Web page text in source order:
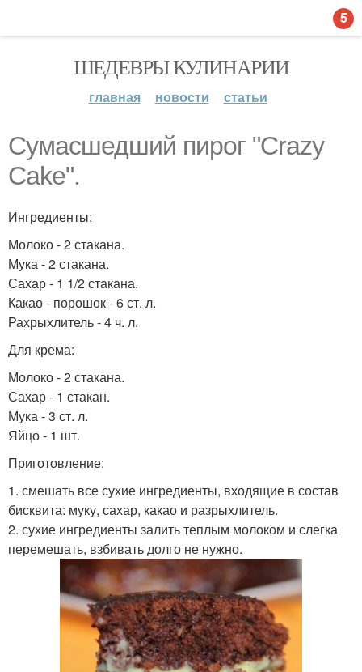
ШЕДЕВРЫ КУЛИНАРИИ
главная новости статьи
Сумасшедший пирог "Crazy
Cake".
Ингредиенты:
Молоко - 2 стакана.
Мука - 2 стакана.
Сахар - 1 1/2 стакана.
Какао - порошок - 6 ст. л.
Рахрыхлитель - 4 ч. л.
Для крема:
Молоко - 2 стакана.
Сахар - 1 стакан.
Мука - 3 ст. л.
Яйцо - 1 шт.
Приготовление:
1. смешать все сухие ингредиенты, входящие в состав
бисквита: муку, сахар, какао и разрыхлитель.
2. сухие ингредиенты залить теплым молоком и слегка
перемешать, взбивать долго не нужно.
5